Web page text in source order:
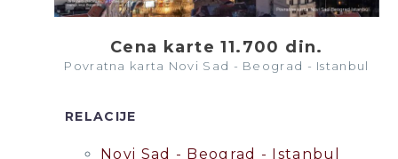
Cena karte 11.700 din.
Povratna karta Novi Sad - Beograd - Istanbul
RELACIJE
Novi Sad - Beograd - Istanbul